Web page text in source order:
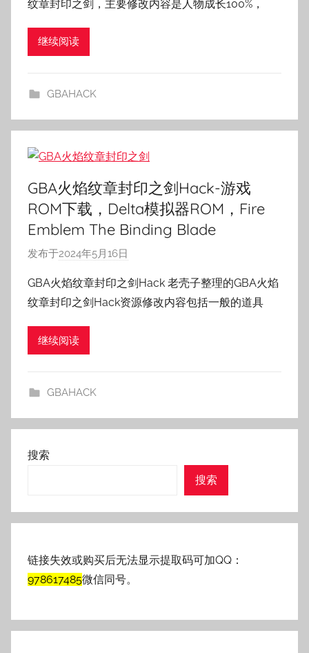
老
纹章封印之剑，主要修改内容是人物成长100%，
继续阅读
GBAHACK
GBA火焰纹章封印之剑Hack-游戏
ROM下载，Delta模拟器ROM，Fire
Emblem The Binding Blade
发布于2024年5月16日
:
老
GBA火焰纹章封印之剑Hack 老壳子整理的GBA火焰
纹章封印之剑Hack资源修改内容包括一般的道具
继续阅读
GBAHACK
搜索
搜索
链接失效或购买后无法显示提取码可加QQ：
978617485微信同号。